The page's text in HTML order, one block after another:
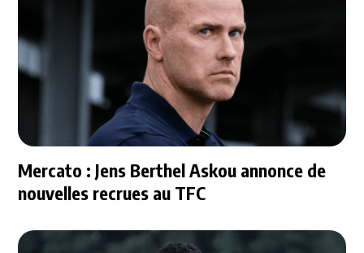
Mercato : Jens Berthel Askou annonce de
nouvelles recrues au TFC